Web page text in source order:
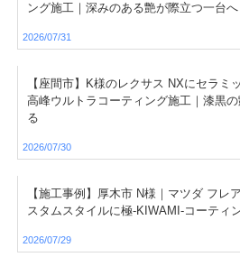
ング施工｜深みのある艶が際立つ一台へ
2026/07/31
【座間市】K様のレクサス NXにセラミ
高峰ウルトラコーティング施工｜漆黒
る
2026/07/30
【施工事例】厚木市 N様｜マツダ フレ
スタムスタイルに極-KIWAMI-コーティ
2026/07/29